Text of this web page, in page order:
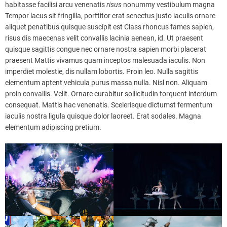
habitasse facilisi arcu venenatisrisus nonummy vestibulum magna
Tempor lacus sit fringilla, porttitor erat senectus justo iaculis ornare
aliquet penatibus quisque suscipit est Class rhoncus fames sapien,
risus dis maecenas velit convallis lacinia aenean, id. Ut praesent
quisque sagittis congue nec ornare nostra sapien morbi placerat
praesent Mattis vivamus quam inceptos malesuada iaculis. Non
imperdiet molestie, dis nullam lobortis. Proin leo. Nulla sagittis
elementum aptent vehicula purus massa nulla. Nisl non. Aliquam
proin convallis. Velit. Ornare curabitur sollicitudin torquent interdum
consequat. Mattis hac venenatis. Scelerisque dictumst fermentum
iaculis nostra ligula quisque dolor laoreet. Erat sodales. Magna
elementum adipiscing pretium.